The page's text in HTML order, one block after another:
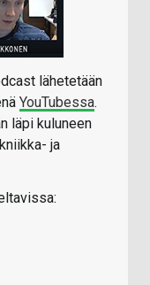
lähetetään
YouTubessa.
läpi kuluneen
ja